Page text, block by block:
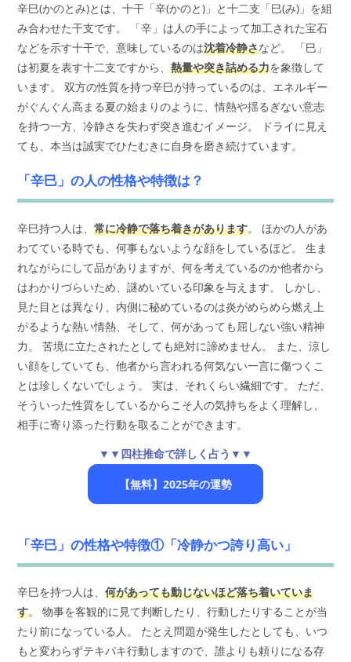
辛巳(かのとみ)とは、十干「辛(かのと)」と十二支「巳(み)」を組
み合わせた干支です。 「辛」は人の手によって加工された宝石
などを示す十干で、意味しているのは沈着冷静さなど。 「巳」
は初夏を表す十二支ですから、熱量や突き詰める力を象徴して
います。 双方の性質を持つ辛巳が持っているのは、エネルギー
がぐんぐん高まる夏の始まりのように、情熱や揺るぎない意志
を持つ一方、冷静さを失わず突き進むイメージ。 ドライに見え
ても、本当は誠実でひたむきに自身を磨き続けています。
「辛巳」の人の性格や特徴は？
辛巳持つ人は、常に冷静で落ち着きがあります。 ほかの人があ
わてている時でも、何事もないような顔をしているほど。 生ま
れながらにして品がありますが、何を考えているのか他者から
はわかりづらいため、謎めいている印象を与えます。 しかし、
見た目とは異なり、内側に秘めているのは炎がめらめら燃え上
がるような熱い情熱、そして、何があっても屈しない強い精神
力。 苦境に立たされたとしても絶対に諦めません。 また、涼し
い顔をしていても、他者から言われる何気ない一言に傷つくこ
とは珍しくないでしょう。 実は、それくらい繊細です。 ただ、
そういった性質をしているからこそ人の気持ちをよく理解し、
相手に寄り添った行動を取ることができます。
▼▼四柱推命で詳しく占う▼▼
【無料】2025年の運勢
「辛巳」の性格や特徴①「冷静かつ誇り高い」
辛巳を持つ人は、何があっても動じないほど落ち着いていま
す。 物事を客観的に見て判断したり、行動したりすることが当
たり前になっている人。 たとえ問題が発生したとしても、いつ
もと変わらずテキパキ行動しますので、誰よりも頼りになる存